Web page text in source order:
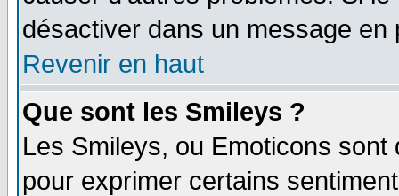
désactiver dans un message
Revenir en haut
Que sont les Smileys ?
Les Smileys, ou Emoticons
pour exprimer certains